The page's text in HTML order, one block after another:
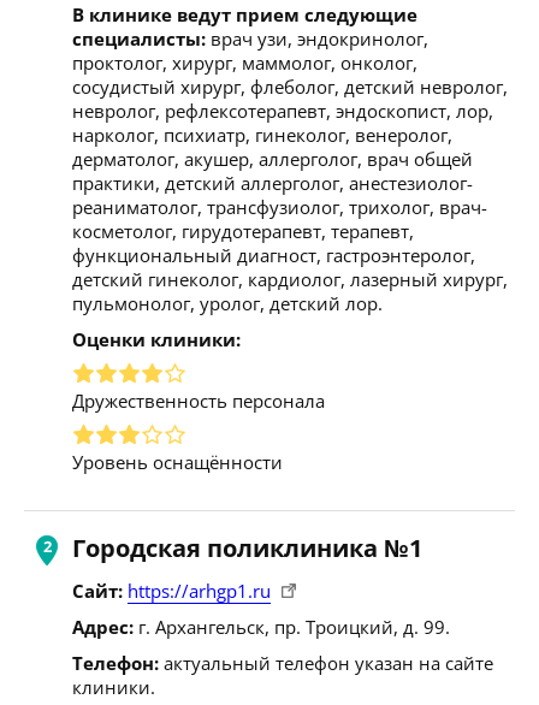
В клинике ведут прием следующие
специалисты: врач узи, эндокринолог,
проктолог, хирург, маммолог, онколог,
сосудистый хирург, флеболог, детский невролог,
невролог, рефлексотерапевт, эндоскопист, лор,
нарколог, психиатр, гинеколог, венеролог,
дерматолог, акушер, аллерголог, врач общей
практики, детский аллерголог, анестезиолог-
реаниматолог, трансфузиолог, трихолог, врач-
косметолог, гирудотерапевт, терапевт,
функциональный диагност, гастроэнтеролог,
детский гинеколог, кардиолог, лазерный хирург,
пульмонолог, уролог, детский лор.
Оценки клиники:
Дружественность персонала
Уровень оснащённости
Городская поликлиника №1
Сайт: https://arhgp1.ru
Адрес: г. Архангельск, пр. Троицкий, д. 99.
Телефон: актуальный телефон указан на сайте
клиники.